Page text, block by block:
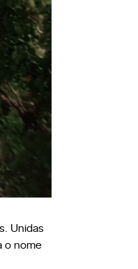
Unidas
o nome